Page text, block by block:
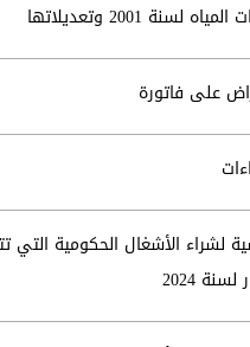
2001 وتعديلاتها
على فاتورة
لشراء الأشغال الحكومية التي